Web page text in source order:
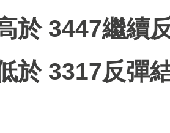
於 3447繼續
於 3317反彈